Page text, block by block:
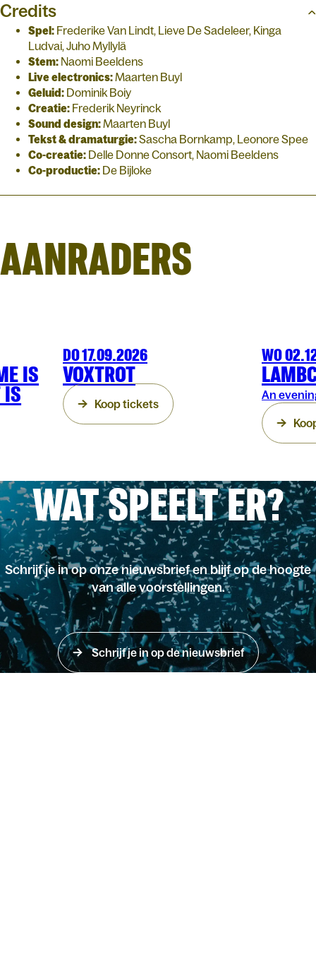
Credits
Spel: Frederike Van Lindt, Lieve De Sadeleer, Kinga
Ludvai, Juho Myllylä
Stem: Naomi Beeldens
Live electronics:Maarten Buyl
Geluid: Dominik Boiy
Creatie: Frederik Neyrinck
Sound design:Maarten Buyl
Tekst & dramaturgie:Sascha Bornkamp, Leonore Spee
Co-creatie: Delle Donne Consort, Naomi Beeldens
Co-productie: De Bijloke
AANRADERS
IS
IS
MUZIEKOLTCLUB
DO 17.09.2026
VOXTROT
Koop tickets
MUZIEK
WO
An
WAT SPEELT ER?
Schrijf je in op onze nieuwsbrief en blijf op de hoogte
van alle voorstellingen.
Schrijf je in op de nieuwsbrief